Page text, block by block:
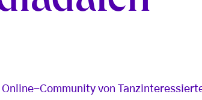
Community von